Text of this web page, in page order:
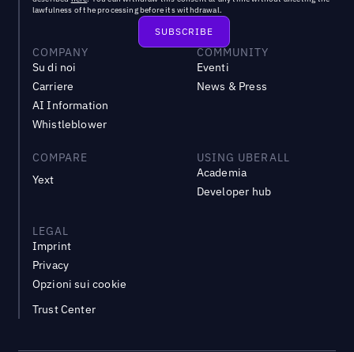
lawfulness of the processing before its withdrawal.
COMPANY
Su di noi
Carriere
AI Information
Whistleblower
COMMUNITY
Eventi
News & Press
COMPARE
Yext
USING UBERALL
Academia
Developer hub
LEGAL
Imprint
Privacy
Opzioni sui cookie
Trust Center